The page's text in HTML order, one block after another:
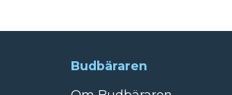
Budbäraren